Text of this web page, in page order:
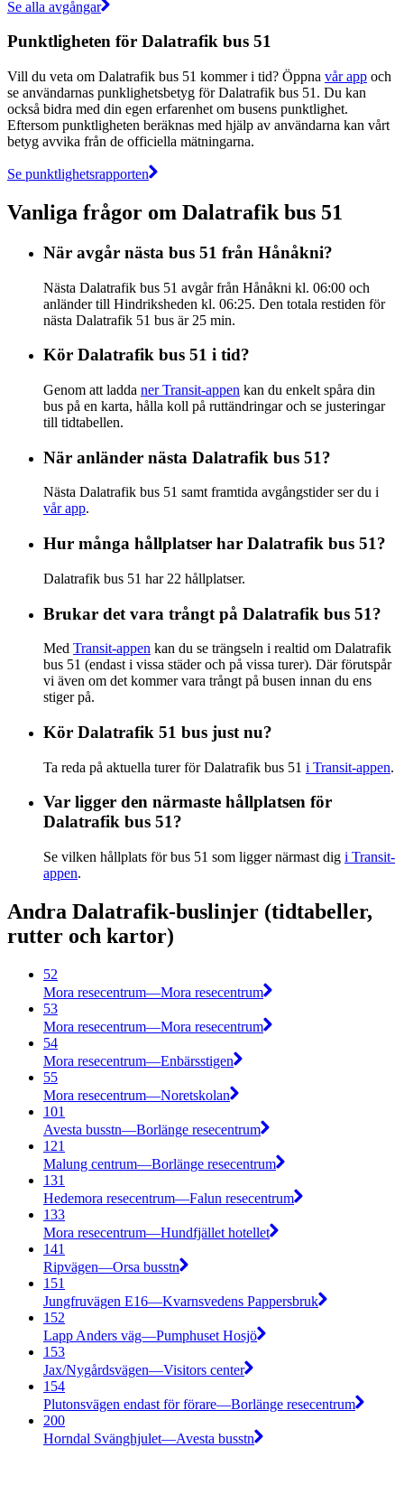
Se alla avgångar
Punktligheten för Dalatrafik bus 51
Vill du veta om Dalatrafik bus 51 kommer i tid? Öppna vår app och
se användarnas punklighetsbetyg för Dalatrafik bus 51. Du kan
också bidra med din egen erfarenhet om busens punktlighet.
Eftersom punktligheten beräknas med hjälp av användarna kan vårt
betyg avvika från de officiella mätningarna.
Se punktlighetsrapporten
Vanliga frågor om Dalatrafik bus 51
När avgår nästa bus 51 från Hånåkni?
Nästa Dalatrafik bus 51 avgår från Hånåkni kl. 06:00 och
anländer till Hindriksheden kl. 06:25. Den totala restiden för
nästa Dalatrafik 51 bus är 25 min.
Kör Dalatrafik bus 51 i tid?
Genom att ladda ner Transit-appen kan du enkelt spåra din
bus på en karta, hålla koll på ruttändringar och se justeringar
till tidtabellen.
När anländer nästa Dalatrafik bus 51?
Nästa Dalatrafik bus 51 samt framtida avgångstider ser du i
vår app.
Hur många hållplatser har Dalatrafik bus 51?
Dalatrafik bus 51 har 22 hållplatser.
Brukar det vara trångt på Dalatrafik bus 51?
Med Transit-appen kan du se trängseln i realtid om Dalatrafik
bus 51 (endast i vissa städer och på vissa turer). Där förutspår
vi även om det kommer vara trångt på busen innan du ens
stiger på.
Kör Dalatrafik 51 bus just nu?
Ta reda på aktuella turer för Dalatrafik bus 51 i Transit-appen.
Var ligger den närmaste hållplatsen för
Dalatrafik bus 51?
Se vilken hållplats för bus 51 som ligger närmast dig i Transit-
appen.
Andra Dalatrafik-buslinjer (tidtabeller,
rutter och kartor)
52
Mora resecentrum—Mora resecentrum
53
Mora resecentrum—Mora resecentrum
54
Mora resecentrum—Enbärsstigen
55
Mora resecentrum—Noretskolan
101
Avesta busstn—Borlänge resecentrum
121
Malung centrum—Borlänge resecentrum
131
Hedemora resecentrum—Falun resecentrum
133
Mora resecentrum—Hundfjället hotellet
141
Ripvägen—Orsa busstn
151
Jungfruvägen E16—Kvarnsvedens Pappersbruk
152
Lapp Anders väg—Pumphuset Hosjö
153
Jax/Nygårdsvägen—Visitors center
154
Plutonsvägen endast för förare—Borlänge resecentrum
200
Horndal Svänghjulet—Avesta busstn